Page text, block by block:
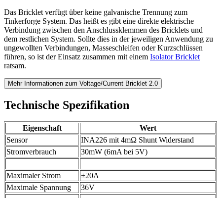
Das Bricklet verfügt über keine galvanische Trennung zum
Tinkerforge System. Das heißt es gibt eine direkte elektrische
Verbindung zwischen den Anschlussklemmen des Bricklets und
dem restlichen System. Sollte dies in der jeweiligen Anwendung zu
ungewollten Verbindungen, Masseschleifen oder Kurzschlüssen
führen, so ist der Einsatz zusammen mit einem Isolator Bricklet
ratsam.
Mehr Informationen zum Voltage/Current Bricklet 2.0
Technische Spezifikation
Eigenschaft
Wert
Sensor
INA226 mit 4mΩ Shunt Widerstand
Stromverbrauch
30mW (6mA bei 5V)
Maximaler Strom
±20A
Maximale Spannung
36V